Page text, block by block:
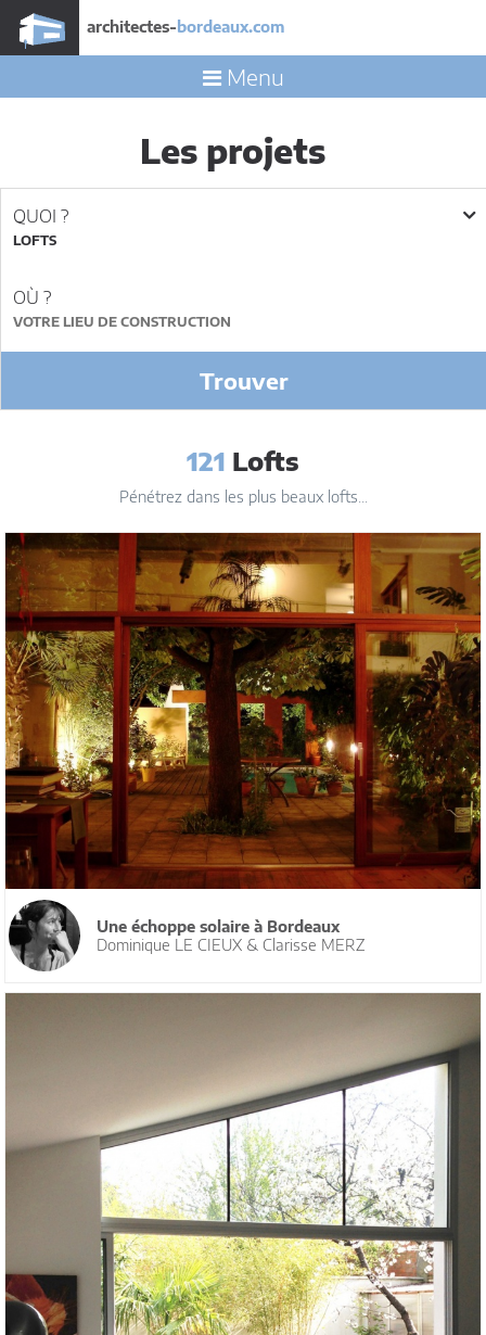
architectes- bordeaux.com
Menu
Les projets
QUOI ?
LOFTS
OÙ ?
Trouver
121 Lofts
Pénétrez dans les plus beaux lofts...
Une échoppe solaire à Bordeaux
Dominique LE CIEUX & Clarisse MERZ